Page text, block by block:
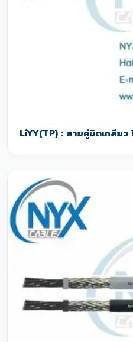
LiYY(TP) : สายคู่บิดเกลียว